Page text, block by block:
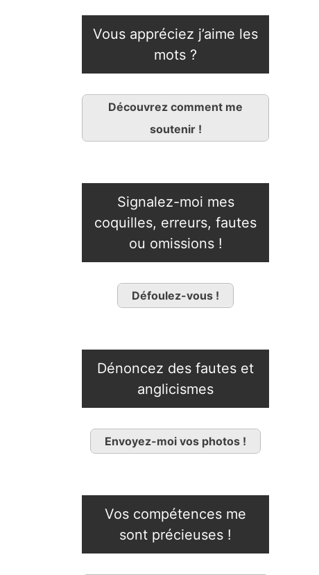
Vous appréciez j’aime les
mots ?
Découvrez comment me
soutenir !
Signalez-moi mes
coquilles, erreurs, fautes
ou omissions !
Défoulez-vous !
Dénoncez des fautes et
anglicismes
Envoyez-moi vos photos !
Vos compétences me
sont précieuses !